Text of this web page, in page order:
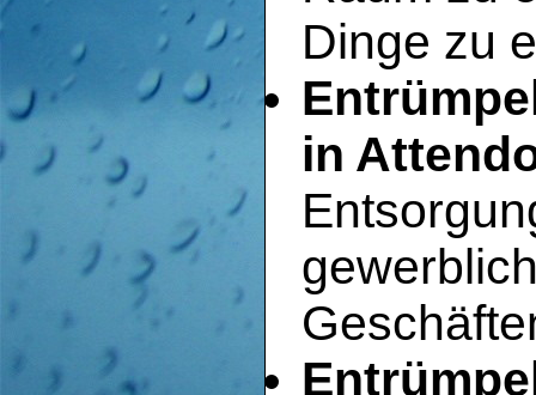
Dinge zu
in